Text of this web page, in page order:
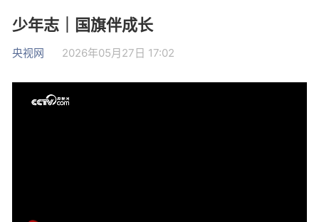
少年志｜国旗伴成长
央视网 2026年05月27日 17:02